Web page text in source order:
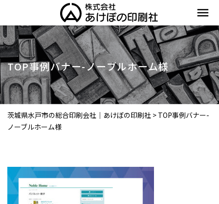
menu
TOP事例バナー-ノーブルホーム様
茨城県水戸市の総合印刷会社｜あけぼの印刷社 > TOP事例バナー-
ノーブルホーム様